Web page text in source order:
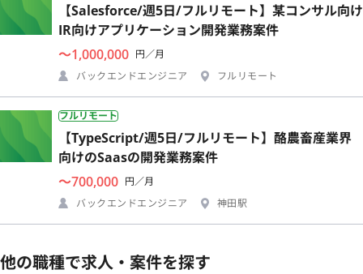
【Salesforce/週5日/フルリモート】某コンサル向け
IR向けアプリケーション開発業務案件
〜1,000,000 円／月
バックエンドエンジニア
フルリモート
フルリモート
【TypeScript/週5日/フルリモート】酪農畜産業界
向けのSaasの開発業務案件
〜700,000 円／月
バックエンドエンジニア
神田駅
他の職種で求人・案件を探す